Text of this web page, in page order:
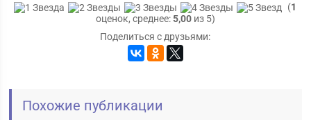
(1
оценок, среднее:5,00из 5)
Поделиться с друзьями:
Похожие публикации